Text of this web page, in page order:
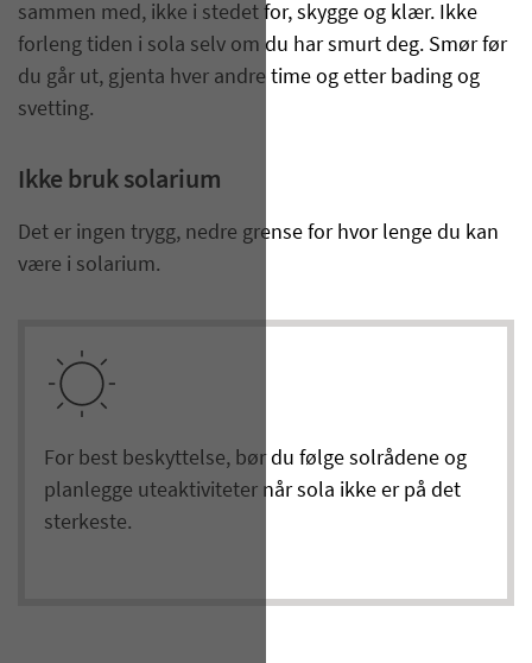
sammen med, ikke i stedet for, skygge og klær. Ikke
forleng tiden i sola selv om du har smurt deg. Smør før
du går ut, gjenta hver andre time og etter bading og
svetting.
Ikke bruk solarium
Det er ingen trygg, nedre grense for hvor lenge du kan
være i solarium.
For best beskyttelse, bør du følge solrådene og
planlegge uteaktiviteter når sola ikke er på det
sterkeste.